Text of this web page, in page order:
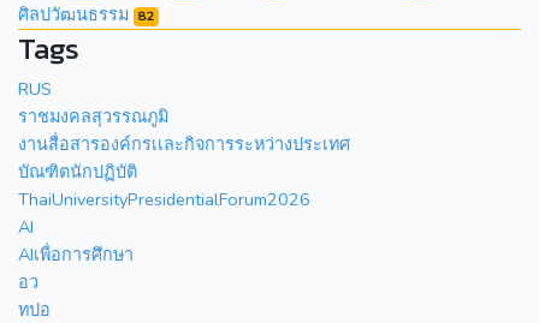
ศิลปวัฒนธรรม 82
Tags
RUS
ราชมงคลสุวรรณภูมิ
งานสื่อสารองค์กรเเละกิจการระหว่างประเทศ
บัณฑิตนักปฏิบัติ
ThaiUniversityPresidentialForum2026
AI
AIเพื่อการศึกษา
อว
ทปอ